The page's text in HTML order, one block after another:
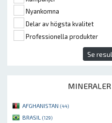
Nyankomna
Delar av högsta kvalitet
Professionella produkter
Se
AFGHANISTAN (44)
BRASIL (129)